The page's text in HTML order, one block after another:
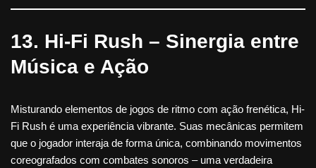
13. Hi-Fi Rush – Sinergia entre
Música e Ação
Misturando elementos de jogos de ritmo com ação frenética, Hi-
Fi Rush é uma experiência vibrante. Suas mecânicas permitem
que o jogador interaja de forma única, combinando movimentos
coreografados com combates sonoros – uma verdadeira